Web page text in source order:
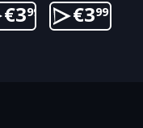
€399 €399